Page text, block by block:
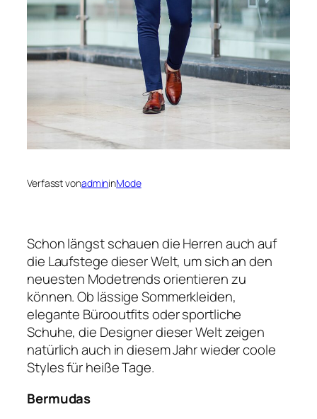
Verfasst vonadmininMode
Schon längst schauen die Herren auch auf
die Laufstege dieser Welt, um sich an den
neuesten Modetrends orientieren zu
können. Ob lässige Sommerkleiden,
elegante Bürooutfits oder sportliche
Schuhe, die Designer dieser Welt zeigen
natürlich auch in diesem Jahr wieder coole
Styles für heiße Tage.
Bermudas